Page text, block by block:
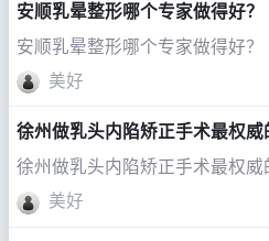
安顺乳晕整形哪个专家做得好？
安顺乳晕整形哪个专家做得好？
美好
徐州做乳头内陷矫正手术最权威
徐州做乳头内陷矫正手术最权威
美好